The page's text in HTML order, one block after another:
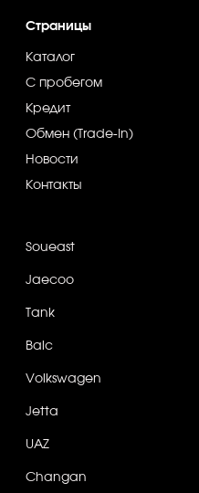
Страницы
Каталог
С пробегом
Кредит
Обмен (Trade-In)
Новости
Контакты
Soueast
Jaecoo
Tank
Baic
Volkswagen
Jetta
UAZ
Changan